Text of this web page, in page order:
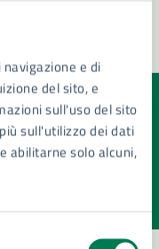
e di
del sito, e
sull'uso del sito
sull'utilizzo dei dati
abilitarne solo alcuni,
su questa
5 stelle)la chiarezza delle